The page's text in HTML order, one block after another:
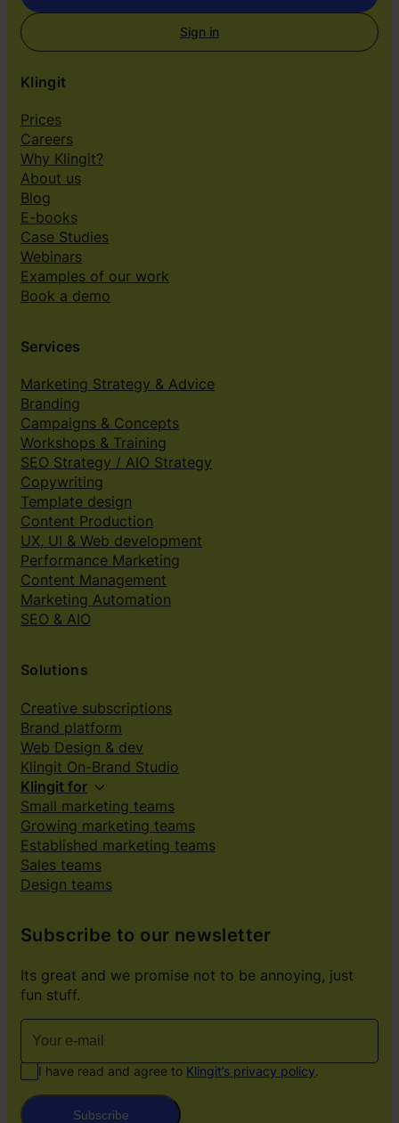
Sign in
Klingit
Prices
Careers
Why Klingit?
About us
Blog
E-books
Case Studies
Webinars
Examples of our work
Book a demo
Services
Marketing Strategy & Advice
Branding
Campaigns & Concepts
Workshops & Training
SEO Strategy / AIO Strategy
Copywriting
Template design
Content Production
UX, UI & Web development
Performance Marketing
Content Management
Marketing Automation
SEO & AIO
Solutions
Creative subscriptions
Brand platform
Web Design & dev
Klingit On-Brand Studio
Klingit for
Small marketing teams
Growing marketing teams
Established marketing teams
Sales teams
Design teams
Subscribe to our newsletter
Its great and we promise not to be annoying, just
fun stuff.
I have read and agree to Klingit’s privacy policy.
Subscribe